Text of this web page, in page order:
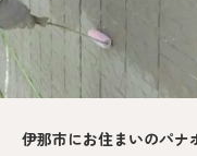
伊那市にお住まいのパナ